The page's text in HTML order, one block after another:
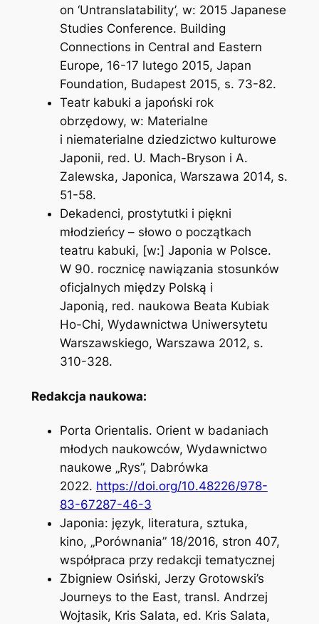
on ‘Untranslatability’, w: 2015 Japanese
Studies Conference. Building
Connections in Central and Eastern
Europe, 16-17 lutego 2015, Japan
Foundation, Budapest 2015, s. 73-82.
Teatr kabuki a japoński rok
obrzędowy, w: Materialne
i niematerialne dziedzictwo kulturowe
Japonii, red. U. Mach-Bryson i A.
Zalewska, Japonica, Warszawa 2014, s.
51-58.
Dekadenci, prostytutki i piękni
młodzieńcy – słowo o początkach
teatru kabuki, [w:] Japonia w Polsce.
W 90. rocznicę nawiązania stosunków
oficjalnych między Polską i
Japonią, red. naukowa Beata Kubiak
Ho-Chi, Wydawnictwa Uniwersytetu
Warszawskiego, Warszawa 2012, s.
310-328.
Redakcja naukowa:
Porta Orientalis. Orient w badaniach
młodych naukowców, Wydawnictwo
naukowe „Rys”, Dabrówka
2022. https://doi.org/10.48226/978-
83-67287-46-3
Japonia: język, literatura, sztuka,
kino, „Porównania” 18/2016, stron 407,
współpraca przy redakcji tematycznej
Zbigniew Osiński, Jerzy Grotowski’s
Journeys to the East, transl. Andrzej
Wojtasik, Kris Salata, ed. Kris Salata,